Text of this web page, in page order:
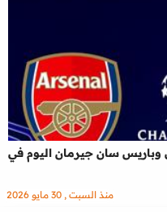
وباريس سان جيرمان اليوم في
منذ السبت , 30 مايو 2026